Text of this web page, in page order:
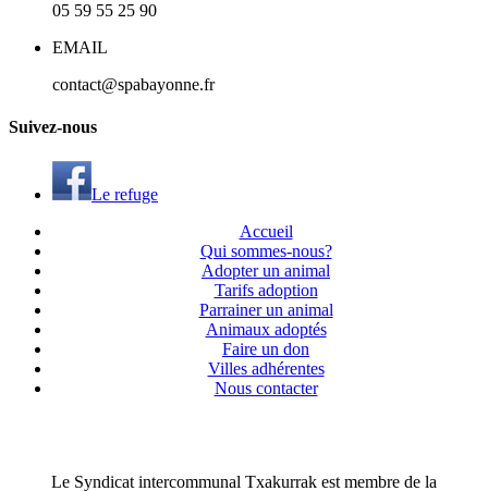
05 59 55 25 90
EMAIL
contact@spabayonne.fr
Suivez-nous
Le refuge
Accueil
Qui sommes-nous?
Adopter un animal
Tarifs adoption
Parrainer un animal
Animaux adoptés
Faire un don
Villes adhérentes
Nous contacter
Le Syndicat intercommunal Txakurrak est membre de la